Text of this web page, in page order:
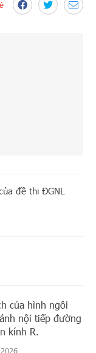
đề thi ĐGNL
của hình ngôi
nội tiếp đường
kính R.